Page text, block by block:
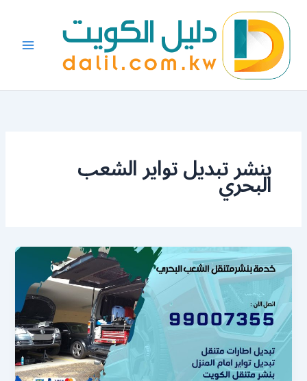
المحتوى
بنشر تبديل تواير الشعب
البحري